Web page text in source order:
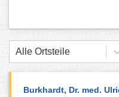
Alle Ortsteile
Burkhardt, Dr. med.